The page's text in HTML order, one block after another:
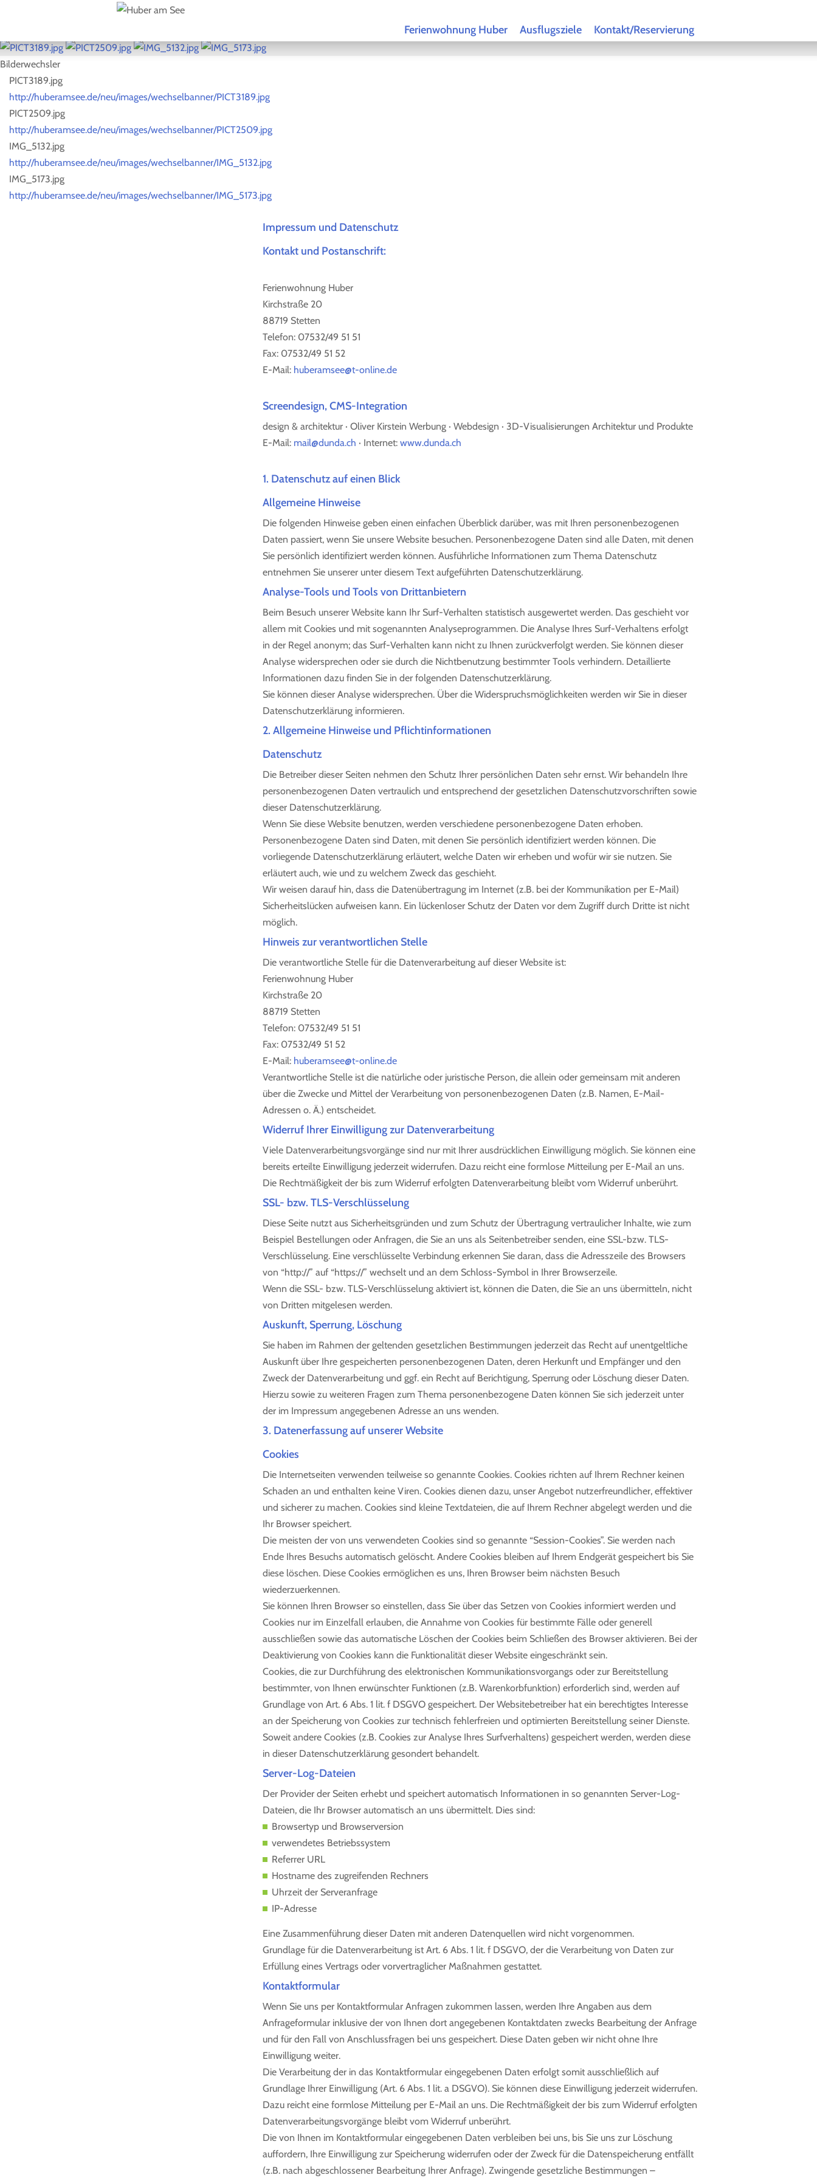
Ferienwohnung Huber Ausflugsziele Kontakt/Reservierung
Bilderwechsler
PICT3189.jpg
http://huberamsee.de/neu/images/wechselbanner/PICT3189.jpg
PICT2509.jpg
http://huberamsee.de/neu/images/wechselbanner/PICT2509.jpg
IMG_5132.jpg
http://huberamsee.de/neu/images/wechselbanner/IMG_5132.jpg
IMG_5173.jpg
http://huberamsee.de/neu/images/wechselbanner/IMG_5173.jpg
Impressum und Datenschutz
Kontakt und Postanschrift:
Ferienwohnung Huber
Kirchstraße 20
88719 Stetten
Telefon: 07532/49 51 51
Fax: 07532/49 51 52
E-Mail: huberamsee@t-online.de
Screendesign, CMS-Integration
design & architektur · Oliver Kirstein Werbung · Webdesign · 3D-Visualisierungen Architektur und Produkte
E-Mail: mail@dunda.ch · Internet: www.dunda.ch
1. Datenschutz auf einen Blick
Allgemeine Hinweise
Die folgenden Hinweise geben einen einfachen Überblick darüber, was mit Ihren personenbezogenen
Daten passiert, wenn Sie unsere Website besuchen. Personenbezogene Daten sind alle Daten, mit denen
Sie persönlich identifiziert werden können. Ausführliche Informationen zum Thema Datenschutz
entnehmen Sie unserer unter diesem Text aufgeführten Datenschutzerklärung.
Analyse-Tools und Tools von Drittanbietern
Beim Besuch unserer Website kann Ihr Surf-Verhalten statistisch ausgewertet werden. Das geschieht vor
allem mit Cookies und mit sogenannten Analyseprogrammen. Die Analyse Ihres Surf-Verhaltens erfolgt
in der Regel anonym; das Surf-Verhalten kann nicht zu Ihnen zurückverfolgt werden. Sie können dieser
Analyse widersprechen oder sie durch die Nichtbenutzung bestimmter Tools verhindern. Detaillierte
Informationen dazu finden Sie in der folgenden Datenschutzerklärung.
Sie können dieser Analyse widersprechen. Über die Widerspruchsmöglichkeiten werden wir Sie in dieser
Datenschutzerklärung informieren.
2. Allgemeine Hinweise und Pflichtinformationen
Datenschutz
Die Betreiber dieser Seiten nehmen den Schutz Ihrer persönlichen Daten sehr ernst. Wir behandeln Ihre
personenbezogenen Daten vertraulich und entsprechend der gesetzlichen Datenschutzvorschriften sowie
dieser Datenschutzerklärung.
Wenn Sie diese Website benutzen, werden verschiedene personenbezogene Daten erhoben.
Personenbezogene Daten sind Daten, mit denen Sie persönlich identifiziert werden können. Die
vorliegende Datenschutzerklärung erläutert, welche Daten wir erheben und wofür wir sie nutzen. Sie
erläutert auch, wie und zu welchem Zweck das geschieht.
Wir weisen darauf hin, dass die Datenübertragung im Internet (z.B. bei der Kommunikation per E-Mail)
Sicherheitslücken aufweisen kann. Ein lückenloser Schutz der Daten vor dem Zugriff durch Dritte ist nicht
möglich.
Hinweis zur verantwortlichen Stelle
Die verantwortliche Stelle für die Datenverarbeitung auf dieser Website ist:
Ferienwohnung Huber
Kirchstraße 20
88719 Stetten
Telefon: 07532/49 51 51
Fax: 07532/49 51 52
E-Mail: huberamsee@t-online.de
Verantwortliche Stelle ist die natürliche oder juristische Person, die allein oder gemeinsam mit anderen
über die Zwecke und Mittel der Verarbeitung von personenbezogenen Daten (z.B. Namen, E-Mail-
Adressen o. Ä.) entscheidet.
Widerruf Ihrer Einwilligung zur Datenverarbeitung
Viele Datenverarbeitungsvorgänge sind nur mit Ihrer ausdrücklichen Einwilligung möglich. Sie können eine
bereits erteilte Einwilligung jederzeit widerrufen. Dazu reicht eine formlose Mitteilung per E-Mail an uns.
Die Rechtmäßigkeit der bis zum Widerruf erfolgten Datenverarbeitung bleibt vom Widerruf unberührt.
SSL- bzw. TLS-Verschlüsselung
Diese Seite nutzt aus Sicherheitsgründen und zum Schutz der Übertragung vertraulicher Inhalte, wie zum
Beispiel Bestellungen oder Anfragen, die Sie an uns als Seitenbetreiber senden, eine SSL-bzw. TLS-
Verschlüsselung. Eine verschlüsselte Verbindung erkennen Sie daran, dass die Adresszeile des Browsers
von “http://” auf “https://” wechselt und an dem Schloss-Symbol in Ihrer Browserzeile.
Wenn die SSL- bzw. TLS-Verschlüsselung aktiviert ist, können die Daten, die Sie an uns übermitteln, nicht
von Dritten mitgelesen werden.
Auskunft, Sperrung, Löschung
Sie haben im Rahmen der geltenden gesetzlichen Bestimmungen jederzeit das Recht auf unentgeltliche
Auskunft über Ihre gespeicherten personenbezogenen Daten, deren Herkunft und Empfänger und den
Zweck der Datenverarbeitung und ggf. ein Recht auf Berichtigung, Sperrung oder Löschung dieser Daten.
Hierzu sowie zu weiteren Fragen zum Thema personenbezogene Daten können Sie sich jederzeit unter
der im Impressum angegebenen Adresse an uns wenden.
3. Datenerfassung auf unserer Website
Cookies
Die Internetseiten verwenden teilweise so genannte Cookies. Cookies richten auf Ihrem Rechner keinen
Schaden an und enthalten keine Viren. Cookies dienen dazu, unser Angebot nutzerfreundlicher, effektiver
und sicherer zu machen. Cookies sind kleine Textdateien, die auf Ihrem Rechner abgelegt werden und die
Ihr Browser speichert.
Die meisten der von uns verwendeten Cookies sind so genannte “Session-Cookies”. Sie werden nach
Ende Ihres Besuchs automatisch gelöscht. Andere Cookies bleiben auf Ihrem Endgerät gespeichert bis Sie
diese löschen. Diese Cookies ermöglichen es uns, Ihren Browser beim nächsten Besuch
wiederzuerkennen.
Sie können Ihren Browser so einstellen, dass Sie über das Setzen von Cookies informiert werden und
Cookies nur im Einzelfall erlauben, die Annahme von Cookies für bestimmte Fälle oder generell
ausschließen sowie das automatische Löschen der Cookies beim Schließen des Browser aktivieren. Bei der
Deaktivierung von Cookies kann die Funktionalität dieser Website eingeschränkt sein.
Cookies, die zur Durchführung des elektronischen Kommunikationsvorgangs oder zur Bereitstellung
bestimmter, von Ihnen erwünschter Funktionen (z.B. Warenkorbfunktion) erforderlich sind, werden auf
Grundlage von Art. 6 Abs. 1 lit. f DSGVO gespeichert. Der Websitebetreiber hat ein berechtigtes Interesse
an der Speicherung von Cookies zur technisch fehlerfreien und optimierten Bereitstellung seiner Dienste.
Soweit andere Cookies (z.B. Cookies zur Analyse Ihres Surfverhaltens) gespeichert werden, werden diese
in dieser Datenschutzerklärung gesondert behandelt.
Server-Log-Dateien
Der Provider der Seiten erhebt und speichert automatisch Informationen in so genannten Server-Log-
Dateien, die Ihr Browser automatisch an uns übermittelt. Dies sind:
Browsertyp und Browserversion
verwendetes Betriebssystem
Referrer URL
Hostname des zugreifenden Rechners
Uhrzeit der Serveranfrage
IP-Adresse
Eine Zusammenführung dieser Daten mit anderen Datenquellen wird nicht vorgenommen.
Grundlage für die Datenverarbeitung ist Art. 6 Abs. 1 lit. f DSGVO, der die Verarbeitung von Daten zur
Erfüllung eines Vertrags oder vorvertraglicher Maßnahmen gestattet.
Kontaktformular
Wenn Sie uns per Kontaktformular Anfragen zukommen lassen, werden Ihre Angaben aus dem
Anfrageformular inklusive der von Ihnen dort angegebenen Kontaktdaten zwecks Bearbeitung der Anfrage
und für den Fall von Anschlussfragen bei uns gespeichert. Diese Daten geben wir nicht ohne Ihre
Einwilligung weiter.
Die Verarbeitung der in das Kontaktformular eingegebenen Daten erfolgt somit ausschließlich auf
Grundlage Ihrer Einwilligung (Art. 6 Abs. 1 lit. a DSGVO). Sie können diese Einwilligung jederzeit widerrufen.
Dazu reicht eine formlose Mitteilung per E-Mail an uns. Die Rechtmäßigkeit der bis zum Widerruf erfolgten
Datenverarbeitungsvorgänge bleibt vom Widerruf unberührt.
Die von Ihnen im Kontaktformular eingegebenen Daten verbleiben bei uns, bis Sie uns zur Löschung
auffordern, Ihre Einwilligung zur Speicherung widerrufen oder der Zweck für die Datenspeicherung entfällt
(z.B. nach abgeschlossener Bearbeitung Ihrer Anfrage). Zwingende gesetzliche Bestimmungen –